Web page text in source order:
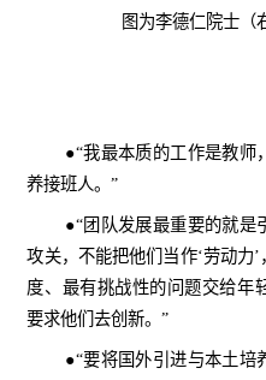
图为李德仁院士（
●“我最本质的工作是教师
养接班人。”
●“团队发展最重要的就是
攻关，不能把他们当作‘劳动力
度、最有挑战性的问题交给年
要求他们去创新。”
●“要将国外引进与本土培